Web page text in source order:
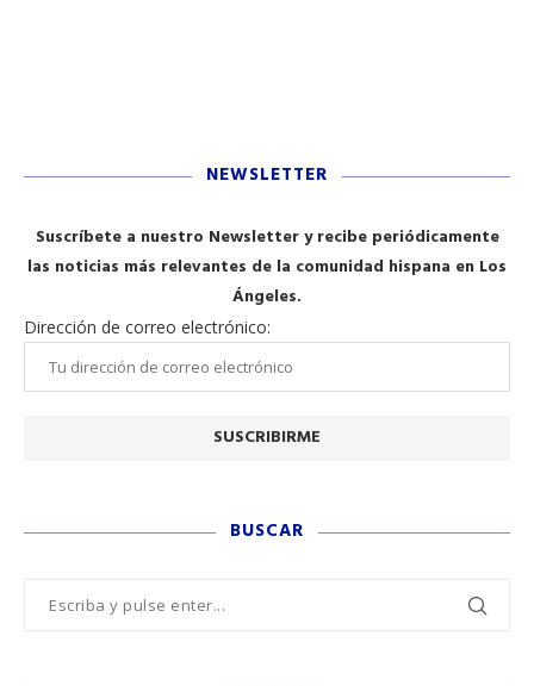
NEWSLETTER
Suscríbete a nuestro Newsletter y recibe periódicamente
las noticias más relevantes de la comunidad hispana en Los
Ángeles.
Dirección de correo electrónico:
BUSCAR